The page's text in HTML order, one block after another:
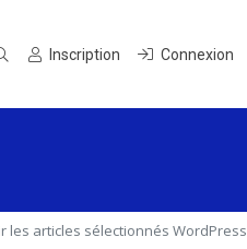
Inscription Connexion
les articles sélectionnés WordPress